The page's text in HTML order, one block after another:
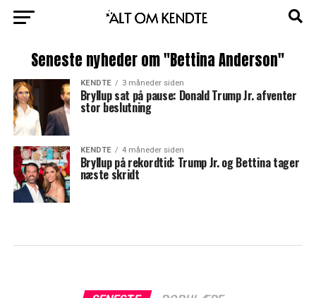
Seneste nyheder om "Bettina Anderson"
KENDTE 3 måneder siden
Bryllup sat på pause: Donald Trump Jr. afventer
stor beslutning
KENDTE 4 måneder siden
Bryllup på rekordtid: Trump Jr. og Bettina tager
næste skridt